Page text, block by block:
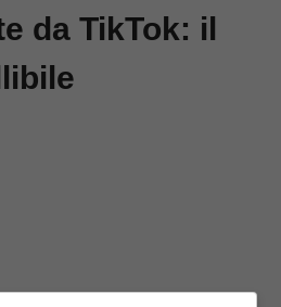
da TikTok: il